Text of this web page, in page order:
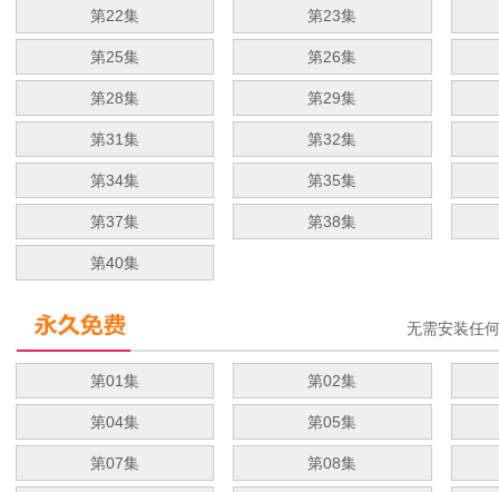
第22集 第23集
第25集 第26集
第28集 第29集
第31集 第32集
第34集 第35集
第37集 第38集
第40集
无需安装任
第01集 第02集
第04集 第05集
第07集 第08集